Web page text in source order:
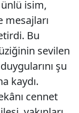
isim,
mesajları
Bu
sevilen
şu
kaydı.
cennet